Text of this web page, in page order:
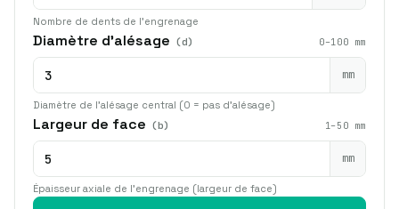
Nombre de dents de l'engrenage
Diamètre d'alésage (d) 0–100 mm
mm
Diamètre de l'alésage central (0 = pas d'alésage)
Largeur de face (b) 1–50 mm
mm
Épaisseur axiale de l'engrenage (largeur de face)